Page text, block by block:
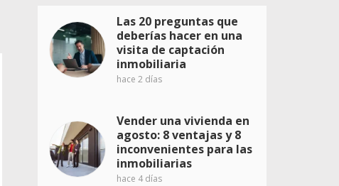
Las 20 preguntas que
deberías hacer en una
visita de captación
inmobiliaria
hace 2 días
Vender una vivienda en
agosto: 8 ventajas y 8
inconvenientes para las
inmobiliarias
hace 4 días